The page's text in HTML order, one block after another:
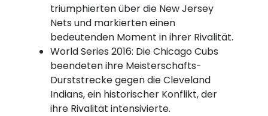
triumphierten über die New Jersey
Nets und markierten einen
bedeutenden Moment in ihrer Rivalität.
World Series 2016: Die Chicago Cubs
beendeten ihre Meisterschafts-
Durststrecke gegen die Cleveland
Indians, ein historischer Konflikt, der
ihre Rivalität intensivierte.